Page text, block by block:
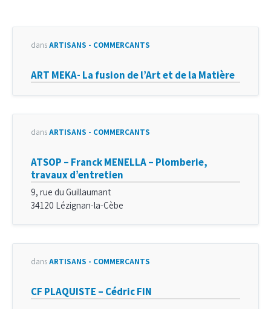
dansARTISANS - COMMERÇANTS
ART MEKA- La fusion de l’Art et de la Matière
dansARTISANS - COMMERÇANTS
ATSOP – Franck MENELLA – Plomberie,
travaux d’entretien
9, rue du Guillaumant
34120 Lézignan-la-Cèbe
dansARTISANS - COMMERÇANTS
CF PLAQUISTE – Cédric FIN